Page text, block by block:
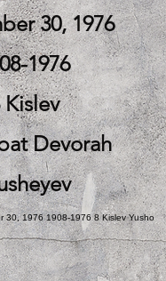
30, 1976
1976
Kislev
Devorah